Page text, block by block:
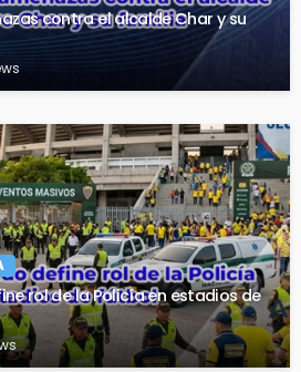
contra el alcalde Char y su
rol de la Policía en estadios de